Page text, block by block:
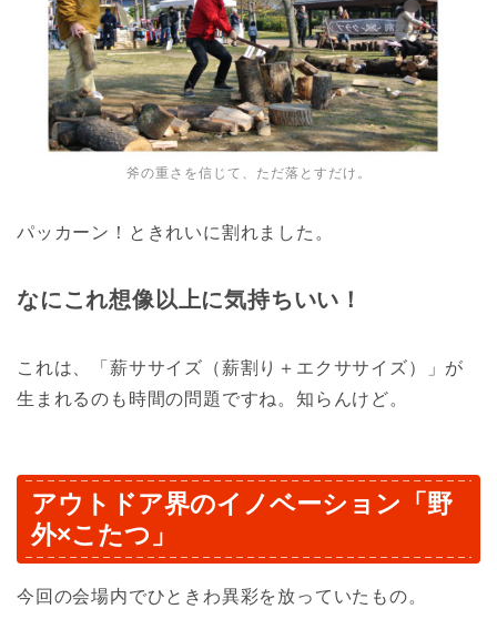
斧の重さを信じて、ただ落とすだけ。
パッカーン！ときれいに割れました。
なにこれ想像以上に気持ちいい！
これは、「薪ササイズ（薪割り＋エクササイズ）」が
生まれるのも時間の問題ですね。知らんけど。
アウトドア界のイノベーション「野
外×こたつ」
今回の会場内でひときわ異彩を放っていたもの。